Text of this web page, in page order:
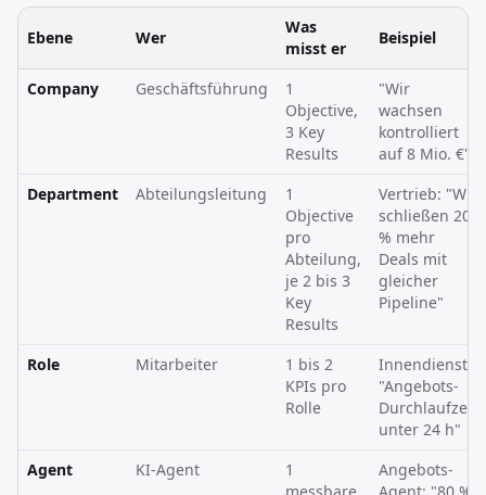
Ebene Wer
Was
misst er
Beispiel
Company Geschäftsführung
1
Objective,
3 Key
Results
"Wir
wachsen
kontrolliert
auf 8 Mio. €"
Department
Abteilungsleitung
1
Objective
pro
Abteilung,
je 2 bis 3
Key
Results
Vertrieb: "Wir
schließen 20
% mehr
Deals mit
gleicher
Pipeline"
Role Mitarbeiter
1 bis 2
KPIs pro
Rolle
Innendienst:
"Angebots-
Durchlaufzeit
unter 24 h"
Agent
KI-Agent
1
Angebots-